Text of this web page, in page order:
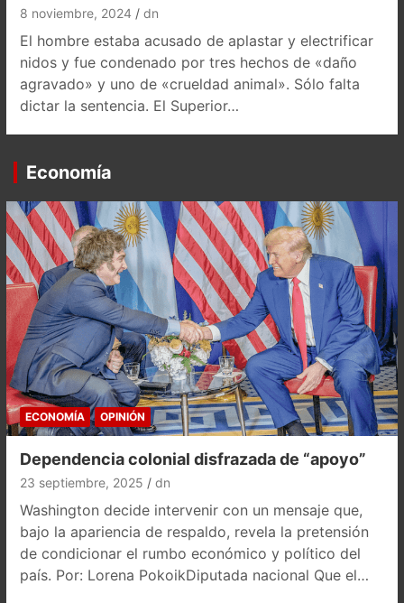
8 noviembre, 2024 dn
El hombre estaba acusado de aplastar y electrificar
nidos y fue condenado por tres hechos de «daño
agravado» y uno de «crueldad animal». Sólo falta
dictar la sentencia. El Superior…
Economía
ECONOMÍA OPINIÓN
Dependencia colonial disfrazada de “apoyo”
23 septiembre, 2025 dn
Washington decide intervenir con un mensaje que,
bajo la apariencia de respaldo, revela la pretensión
de condicionar el rumbo económico y político del
país. Por: Lorena PokoikDiputada nacional Que el…